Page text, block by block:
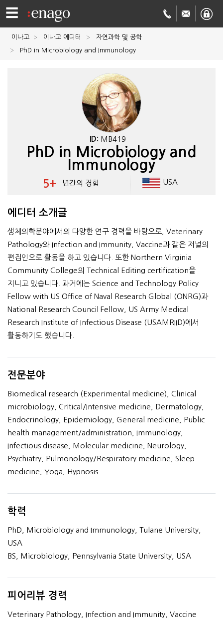
☰
영문
회사
이나고 이나고 에디터
자연과학 및 공학
PhD in Microbiology and Immunology
ID: MB419
PhD in Microbiology and
Immunology
5+ 년간의 경험 USA
에디터 소개글
생체의학분야에서의 다양한 연구 경력을 바탕으로, Veterinary
Pathology와 Infection and Immunity, Vaccine과 같은 저널의
편집인으로 활동을 하고 있습니다. 또한 Northern Virginia
Community College의 Technical Editing certification을
지니고 있습니다. 과거에는 Science and Technology Policy
Fellow with US Office of Naval Research Global (ONRG)과
National Research Council Fellow, US Army Medical
Research Institute of Infectious Disease (USAMRIID)에서
활동하기도 했습니다.
전문분야
Biomedical research (Experimental medicine), Clinical
microbiology, Critical/Intensive medicine, Dermatology,
Endocrinology, Epidemiology, General medicine, Public
health management/administration, Immunology,
Infectious disease, Molecular medicine, Neurology,
Psychiatry, Pulmonology/Respiratory medicine, Sleep
medicine, Yoga, Hypnosis
학력
PhD, Microbiology and Immunology, Tulane University,
USA
BS, Microbiology, Pennsylvania State University, USA
피어리뷰 경력
Veterinary Pathology, Infection and Immunity, Vaccine